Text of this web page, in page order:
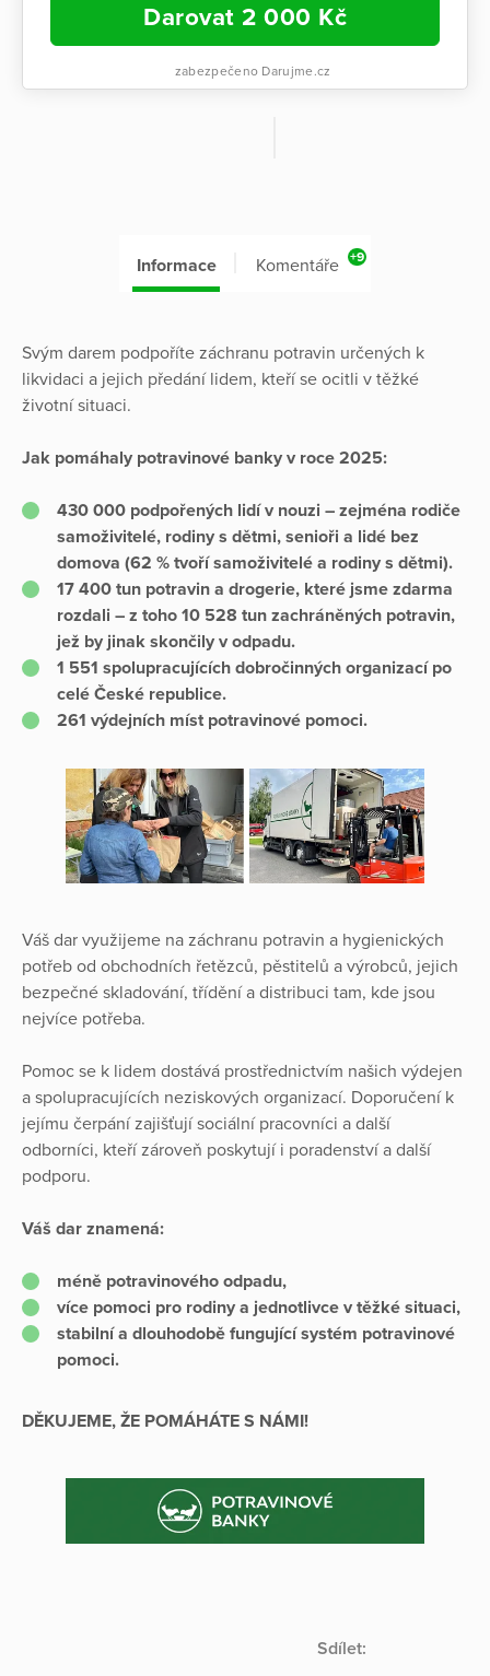
Darovat 2 000 Kč
zabezpečeno Darujme.cz
Informace Komentáře +9
Svým darem podpoříte záchranu potravin určených k
likvidaci a jejich předání lidem, kteří se ocitli v těžké
životní situaci.
Jak pomáhaly potravinové banky v roce 2025:
430 000 podpořených lidí v nouzi – zejména rodiče
samoživitelé, rodiny s dětmi, senioři a lidé bez
domova (62 % tvoří samoživitelé a rodiny s dětmi).
17 400 tun potravin a drogerie, které jsme zdarma
rozdali – z toho 10 528 tun zachráněných potravin,
jež by jinak skončily v odpadu.
1 551 spolupracujících dobročinných organizací po
celé České republice.
261 výdejních míst potravinové pomoci.
Váš dar využijeme na záchranu potravin a hygienických
potřeb od obchodních řetězců, pěstitelů a výrobců, jejich
bezpečné skladování, třídění a distribuci tam, kde jsou
nejvíce potřeba.
Pomoc se k lidem dostává prostřednictvím našich výdejen
a spolupracujících neziskových organizací. Doporučení k
jejímu čerpání zajišťují sociální pracovníci a další
odborníci, kteří zároveň poskytují i poradenství a další
podporu.
Váš dar znamená:
méně potravinového odpadu,
více pomoci pro rodiny a jednotlivce v těžké situaci,
stabilní a dlouhodobě fungující systém potravinové
pomoci.
DĚKUJEME, ŽE POMÁHÁTE S NÁMI!
Sdílet: